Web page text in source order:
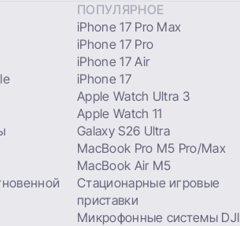
ПОПУЛЯРНОЕ
iPhone 17 Pro Max
iPhone 17 Pro
iPhone 17 Air
iPhone 17
Apple Watch Ultra 3
Apple Watch 11
Galaxy S26 Ultra
MacBook Pro M5 Pro/Max
MacBook Air M5
Стационарные игровые
приставки
Микрофонные системы DJI